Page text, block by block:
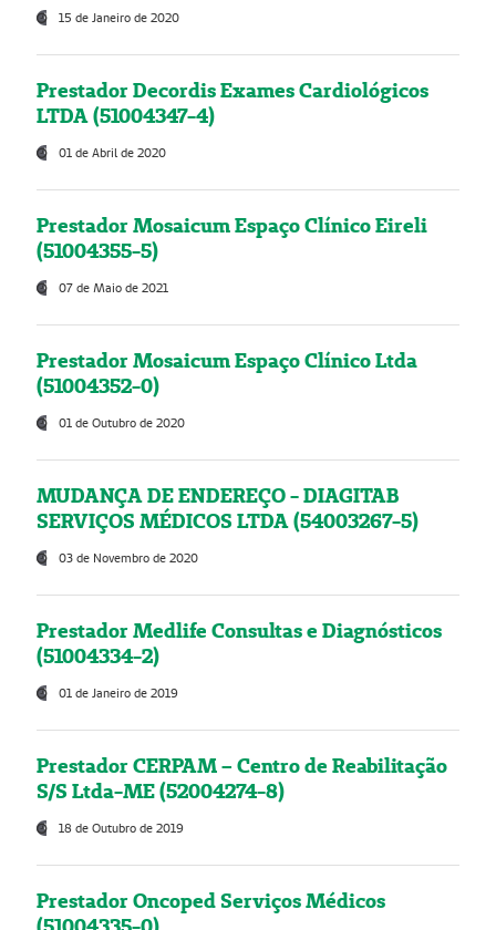
15 de Janeiro de 2020
Prestador Decordis Exames Cardiológicos
LTDA (51004347-4)
01 de Abril de 2020
Prestador Mosaicum Espaço Clínico Eireli
(51004355-5)
07 de Maio de 2021
Prestador Mosaicum Espaço Clínico Ltda
(51004352-0)
01 de Outubro de 2020
MUDANÇA DE ENDEREÇO - DIAGITAB
SERVIÇOS MÉDICOS LTDA (54003267-5)
03 de Novembro de 2020
Prestador Medlife Consultas e Diagnósticos
(51004334-2)
01 de Janeiro de 2019
Prestador CERPAM – Centro de Reabilitação
S/S Ltda-ME (52004274-8)
18 de Outubro de 2019
Prestador Oncoped Serviços Médicos